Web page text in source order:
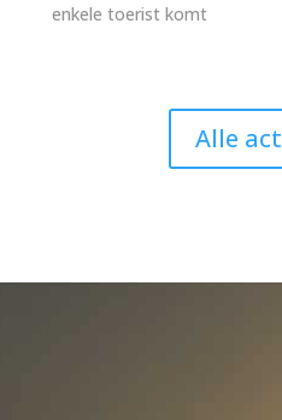
enkele toerist komt
Alle